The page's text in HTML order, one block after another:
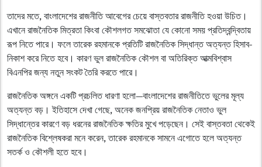
তাদের মতে, বাংলাদেশের রাজনীতি আবেগের চেয়ে বাস্তবতার রাজনীতি হওয়া উচিত।
এখানে রাজনৈতিক মিত্রতা কিংবা কৌশলগত সমঝোতা যে কোনো সময় প্রতিদ্বন্দ্বিতায়
রূপ নিতে পারে। ফলে তারেক রহমানকে প্রতিটি রাজনৈতিক সিদ্ধান্ত অত্যন্ত হিসাব-
নিকাশ করে নিতে হবে। কারণ ভুল রাজনৈতিক কৌশল বা অতিরিক্ত আত্মবিশ্বাস
বিএনপির জন্য নতুন সংকট তৈরি করতে পারে।
রাজনৈতিক অঙ্গনে একটি প্রচলিত ধারণা হলো—বাংলাদেশের রাজনীতিতে ভুলের মূল্য
অত্যন্ত বড়। ইতিহাসে দেখা গেছে, অনেক জনপ্রিয় রাজনৈতিক নেতাও ভুল
সিদ্ধান্তের কারণে বড় ধরনের রাজনৈতিক ক্ষতির মুখে পড়েছেন। সেই বাস্তবতা থেকেই
রাজনৈতিক বিশ্লেষকরা মনে করেন, তারেক রহমানকে সামনে এগোতে হলে অত্যন্ত
সতর্ক ও কৌশলী হতে হবে।